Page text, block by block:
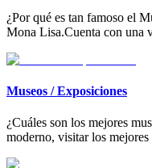
¿Por qué es tan famoso el
Mona Lisa.Cuenta con una
Museos / Exposiciones
¿Cuáles son los mejores
moderno, visitar los mejores